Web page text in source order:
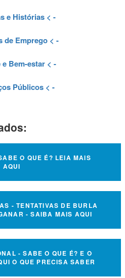
e Histórias < -
de Emprego< -
e Bem-estar < -
Públicos < -
O QUE É? LEIA MAIS
AQUI
- TENTATIVAS DE BURLA
- SAIBA MAIS AQUI
- SABE O QUE É? E O
O QUE PRECISA SABER